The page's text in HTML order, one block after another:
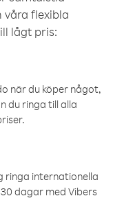
våra flexibla
lågt pris:
när du köper något,
du ringa till alla
ringa internationella
dagar med Vibers